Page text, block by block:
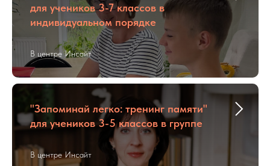
для учеников 3-7 классов в
индивидуальном порядке
В центре Инсайт
"Запоминай легко: тренинг памяти"
для учеников 3-5 классов в группе
В центре Инсайт